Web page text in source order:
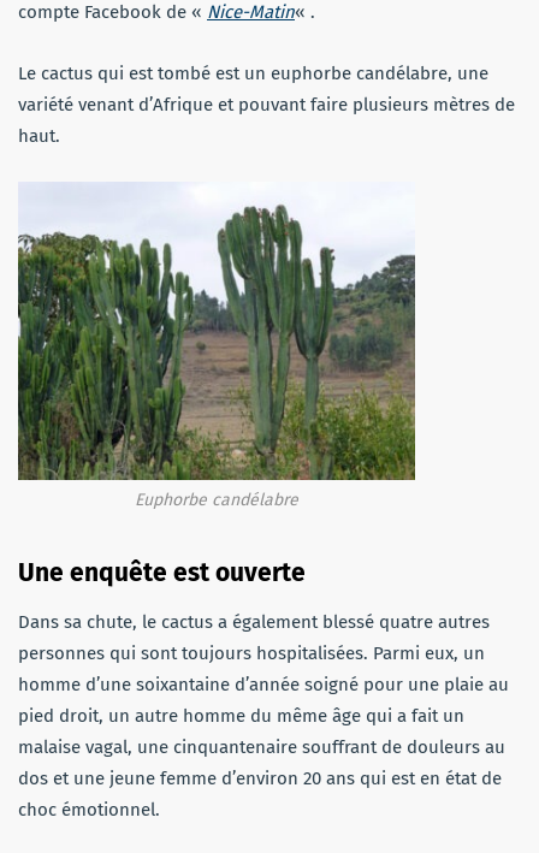
compte Facebook de « Nice-Matin« .
Le cactus qui est tombé est un euphorbe candélabre, une
variété venant d’Afrique et pouvant faire plusieurs mètres de
haut.
Euphorbe candélabre
Une enquête est ouverte
Dans sa chute, le cactus a également blessé quatre autres
personnes qui sont toujours hospitalisées. Parmi eux, un
homme d’une soixantaine d’année soigné pour une plaie au
pied droit, un autre homme du même âge qui a fait un
malaise vagal, une cinquantenaire souffrant de douleurs au
dos et une jeune femme d’environ 20 ans qui est en état de
choc émotionnel.